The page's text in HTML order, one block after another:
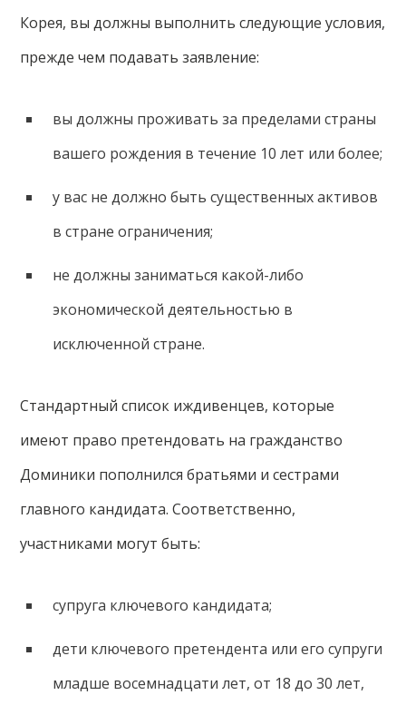
Корея, вы должны выполнить следующие условия,
прежде чем подавать заявление:
вы должны проживать за пределами страны
вашего рождения в течение 10 лет или более;
у вас не должно быть существенных активов
в стране ограничения;
не должны заниматься какой-либо
экономической деятельностью в
исключенной стране.
Стандартный список иждивенцев, которые
имеют право претендовать на гражданство
Доминики пополнился братьями и сестрами
главного кандидата. Соответственно,
участниками могут быть:
супруга ключевого кандидата;
дети ключевого претендента или его супруги
младше восемнадцати лет, от 18 до 30 лет,